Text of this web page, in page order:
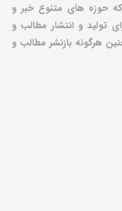
حوزه های متنوع خبر و
تولید و انتشار مطالب و
هرگونه بازنشر مطالب و